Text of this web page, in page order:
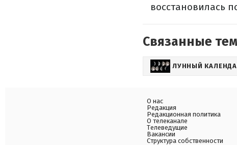
восстановилась
Связанные
ЛУННЫЙ
О нас
Редакция
Редакционная политика
О телеканале
Телеведущие
Вакансии
Структура собственности